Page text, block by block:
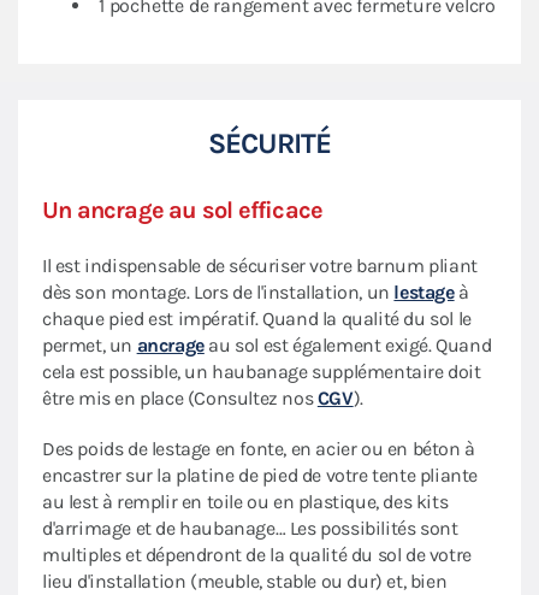
1 pochette de rangement avec fermeture velcro
SÉCURITÉ
Un ancrage au sol efficace
Il est indispensable de sécuriser votre barnum pliant
dès son montage. Lors de l'installation, un lestageà
chaque pied est impératif. Quand la qualité du sol le
permet, un ancrageau sol est également exigé. Quand
cela est possible, un haubanage supplémentaire doit
être mis en place (Consultez nosCGV).
Des poids de lestage en fonte, en acier ou en béton à
encastrer sur la platine de pied de votre tente pliante
au lest à remplir en toile ou en plastique, des kits
d'arrimage et de haubanage… Les possibilités sont
multiples et dépendront de la qualité du sol de votre
lieu d'installation (meuble, stable ou dur) et, bien